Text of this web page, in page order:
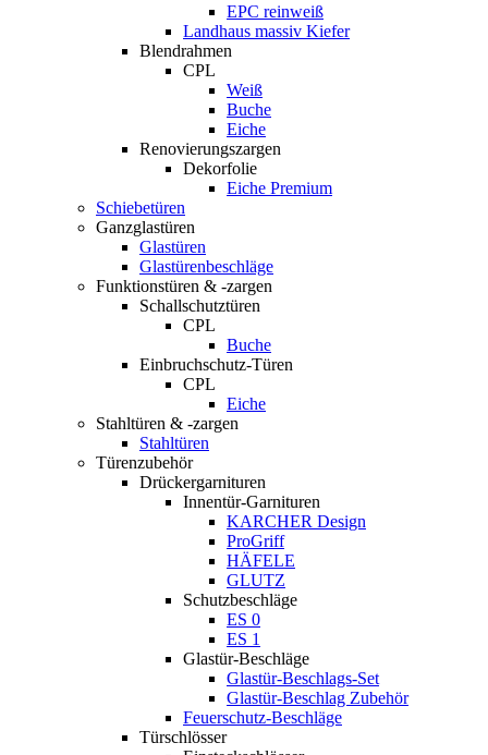
EPC reinweiß
Landhaus massiv Kiefer
Blendrahmen
CPL
Weiß
Buche
Eiche
Renovierungszargen
Dekorfolie
Eiche Premium
Schiebetüren
Ganzglastüren
Glastüren
Glastürenbeschläge
Funktionstüren & -zargen
Schallschutztüren
CPL
Buche
Einbruchschutz-Türen
CPL
Eiche
Stahltüren & -zargen
Stahltüren
Türenzubehör
Drückergarnituren
Innentür-Garnituren
KARCHER Design
ProGriff
HÄFELE
GLUTZ
Schutzbeschläge
ES 0
ES 1
Glastür-Beschläge
Glastür-Beschlags-Set
Glastür-Beschlag Zubehör
Feuerschutz-Beschläge
Türschlösser